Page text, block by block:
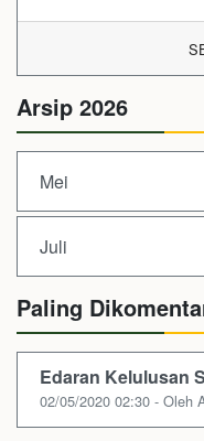
Arsip 2026
Mei
Juli
Paling
Edaran Kelulusan
02/05/2020 02:30 - Oleh